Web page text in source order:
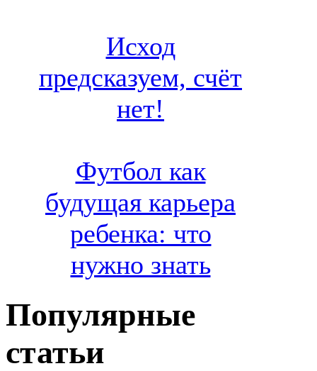
Исход
предсказуем, счёт
нет!
Футбол как
будущая карьера
ребенка: что
нужно знать
Популярные
статьи